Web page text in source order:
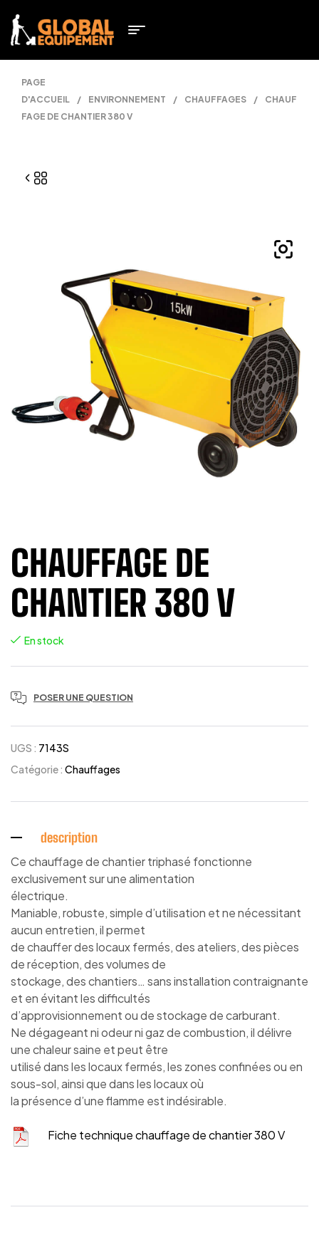
PAGE
D'ACCUEIL
/ ENVIRONNEMENT / CHAUFFAGES /
CHAUF
FAGE DE CHANTIER 380 V
CHAUFFAGE DE
CHANTIER 380 V
En stock
POSER UNE QUESTION
UGS : 7143S
Catégorie : Chauffages
description
Ce chauffage de chantier triphasé fonctionne
exclusivement sur une alimentation
électrique.
Maniable, robuste, simple d’utilisation et ne nécessitant
aucun entretien, il permet
de chauffer des locaux fermés, des ateliers, des pièces
de réception, des volumes de
stockage, des chantiers… sans installation contraignante
et en évitant les difficultés
d’approvisionnement ou de stockage de carburant.
Ne dégageant ni odeur ni gaz de combustion, il délivre
une chaleur saine et peut être
utilisé dans les locaux fermés, les zones confinées ou en
sous-sol, ainsi que dans les locaux où
la présence d’une flamme est indésirable.
Fiche technique chauffage de chantier 380 V